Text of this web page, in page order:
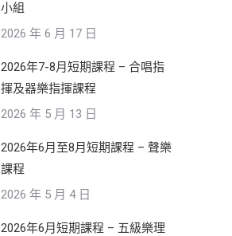
小組
2026 年 6 月 17 日
2026年7-8月短期課程 – 合唱指
揮及器樂指揮課程
2026 年 5 月 13 日
2026年6月至8月短期課程 – 聲樂
課程
2026 年 5 月 4 日
2026年6月短期課程 – 五級樂理